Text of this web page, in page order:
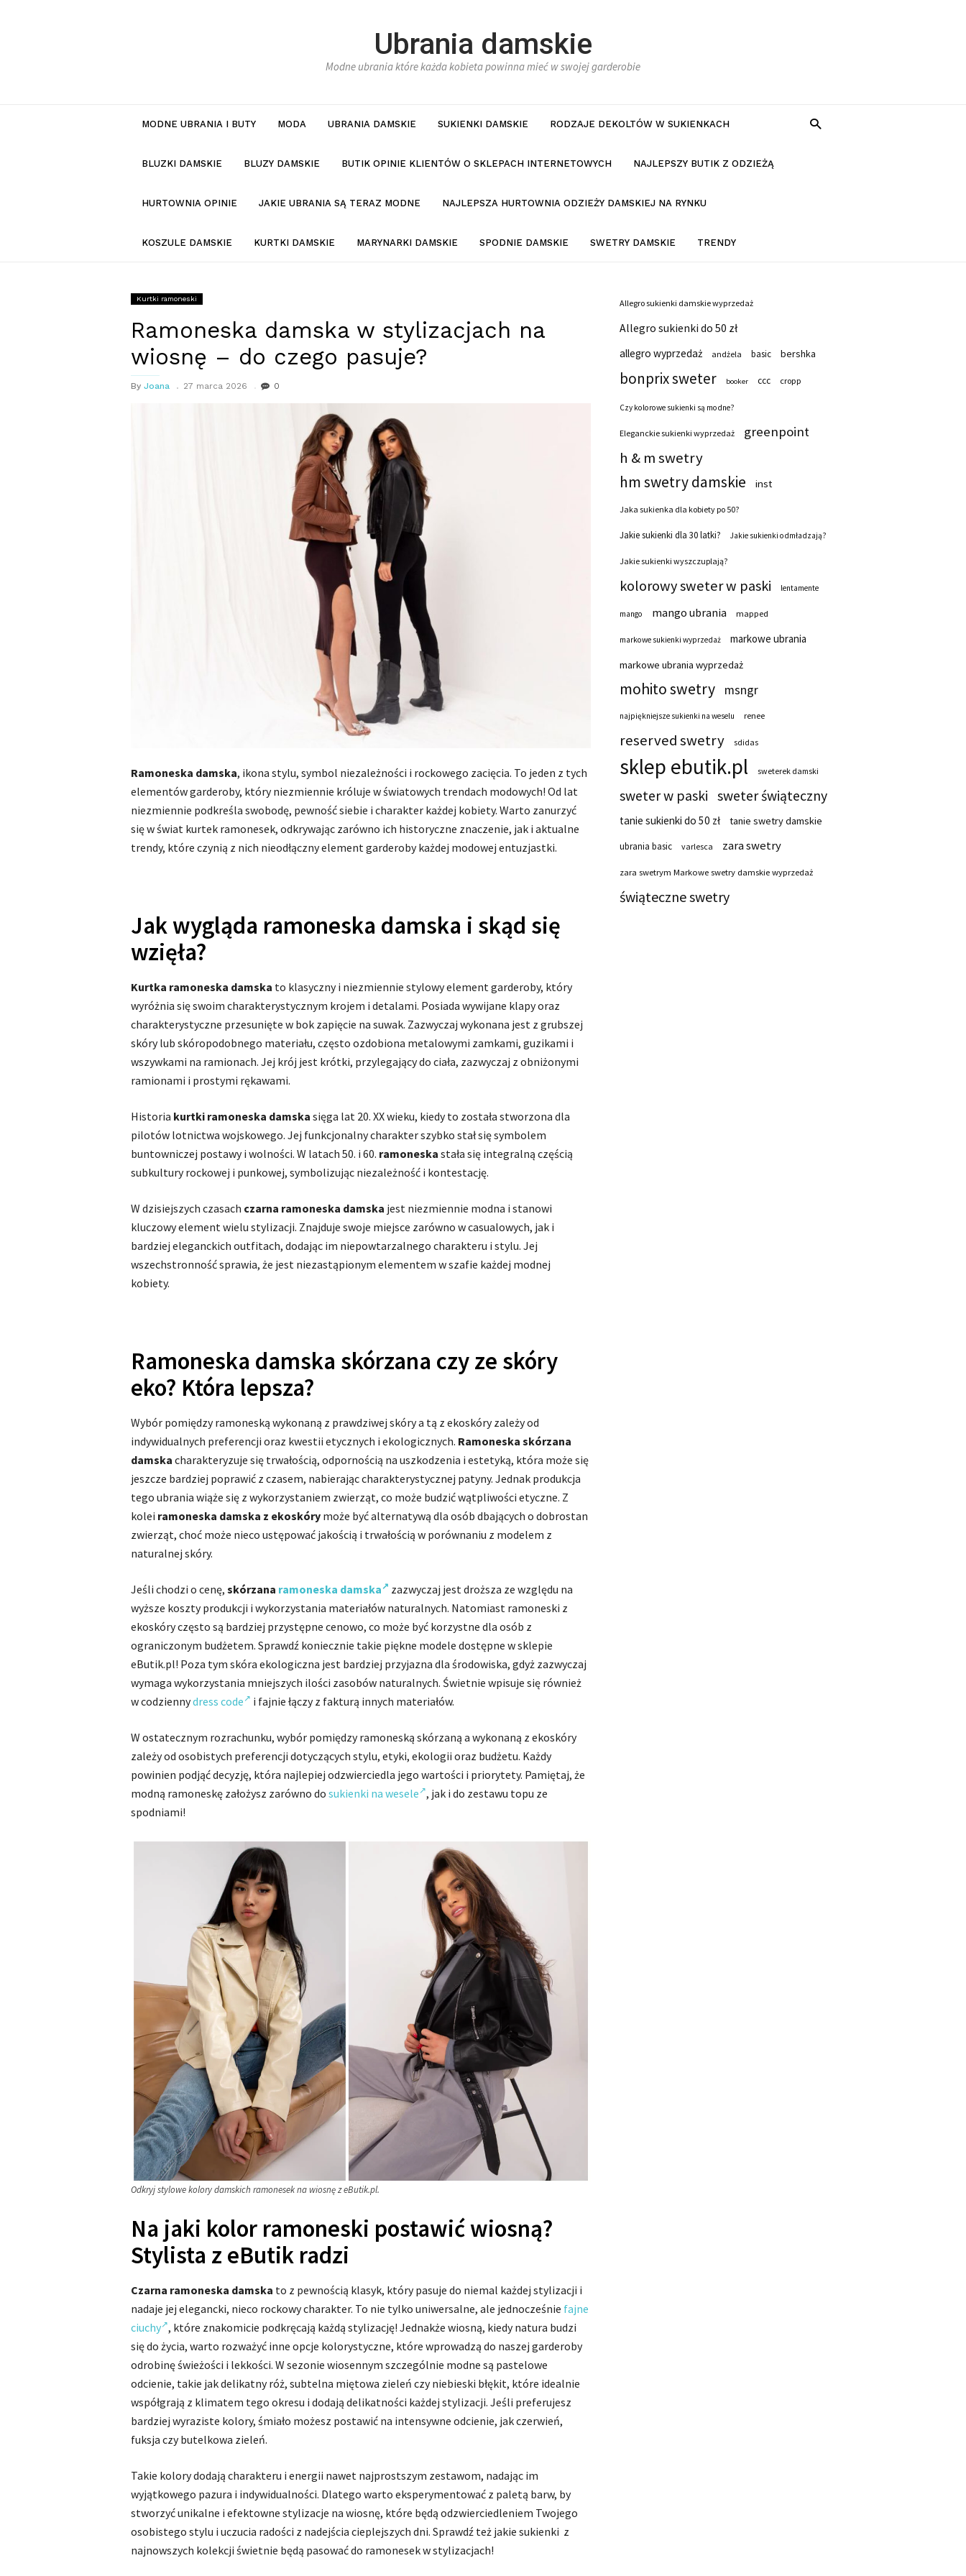
Ubrania damskie
Modne ubrania które każda kobieta powinna mieć w swojej garderobie
MODNE UBRANIA I BUTY MODA UBRANIA DAMSKIE SUKIENKI DAMSKIE RODZAJE DEKOLTÓW W SUKIENKACH
BLUZKI DAMSKIE BLUZY DAMSKIE BUTIK OPINIE KLIENTÓW O SKLEPACH INTERNETOWYCH NAJLEPSZY BUTIK Z ODZIEŻĄ
HURTOWNIA OPINIE JAKIE UBRANIA SĄ TERAZ MODNE NAJLEPSZA HURTOWNIA ODZIEŻY DAMSKIEJ NA RYNKU
KOSZULE DAMSKIE KURTKI DAMSKIE MARYNARKI DAMSKIE SPODNIE DAMSKIE SWETRY DAMSKIE TRENDY
Kurtki ramoneski
Ramoneska damska w stylizacjach na
wiosnę – do czego pasuje?
By Joana 27 marca 2026 0
Ramoneska damska, ikona stylu, symbol niezależności i rockowego zacięcia. To jeden z tych
elementów garderoby, który niezmiennie króluje w światowych trendach modowych! Od lat
niezmiennie podkreśla swobodę, pewność siebie i charakter każdej kobiety. Warto zanurzyć
się w świat kurtek ramonesek, odkrywając zarówno ich historyczne znaczenie, jak i aktualne
trendy, które czynią z nich nieodłączny element garderoby każdej modowej entuzjastki.
Jak wygląda ramoneska damska i skąd się
wzięła?
Kurtka ramoneska damska to klasyczny i niezmiennie stylowy element garderoby, który
wyróżnia się swoim charakterystycznym krojem i detalami. Posiada wywijane klapy oraz
charakterystyczne przesunięte w bok zapięcie na suwak. Zazwyczaj wykonana jest z grubszej
skóry lub skóropodobnego materiału, często ozdobiona metalowymi zamkami, guzikami i
wszywkami na ramionach. Jej krój jest krótki, przylegający do ciała, zazwyczaj z obniżonymi
ramionami i prostymi rękawami.
Historia kurtki ramoneska damska sięga lat 20. XX wieku, kiedy to została stworzona dla
pilotów lotnictwa wojskowego. Jej funkcjonalny charakter szybko stał się symbolem
buntowniczej postawy i wolności. W latach 50. i 60. ramoneska stała się integralną częścią
subkultury rockowej i punkowej, symbolizując niezależność i kontestację.
W dzisiejszych czasach czarna ramoneska damska jest niezmiennie modna i stanowi
kluczowy element wielu stylizacji. Znajduje swoje miejsce zarówno w casualowych, jak i
bardziej eleganckich outfitach, dodając im niepowtarzalnego charakteru i stylu. Jej
wszechstronność sprawia, że jest niezastąpionym elementem w szafie każdej modnej
kobiety.
Ramoneska damska skórzana czy ze skóry
eko? Która lepsza?
Wybór pomiędzy ramoneską wykonaną z prawdziwej skóry a tą z ekoskóry zależy od
indywidualnych preferencji oraz kwestii etycznych i ekologicznych. Ramoneska skórzana
damska charakteryzuje się trwałością, odpornością na uszkodzenia i estetyką, która może się
jeszcze bardziej poprawić z czasem, nabierając charakterystycznej patyny. Jednak produkcja
tego ubrania wiąże się z wykorzystaniem zwierząt, co może budzić wątpliwości etyczne. Z
kolei ramoneska damska z ekoskóry może być alternatywą dla osób dbających o dobrostan
zwierząt, choć może nieco ustępować jakością i trwałością w porównaniu z modelem z
naturalnej skóry.
Jeśli chodzi o cenę, skórzana ramoneska damska
zazwyczaj jest droższa ze względu na
wyższe koszty produkcji i wykorzystania materiałów naturalnych. Natomiast ramoneski z
ekoskóry często są bardziej przystępne cenowo, co może być korzystne dla osób z
ograniczonym budżetem. Sprawdź koniecznie takie piękne modele dostępne w sklepie
eButik.pl! Poza tym skóra ekologiczna jest bardziej przyjazna dla środowiska, gdyż zazwyczaj
wymaga wykorzystania mniejszych ilości zasobów naturalnych. Świetnie wpisuje się również
w codziennydress code i fajnie łączy z fakturą innych materiałów.
W ostatecznym rozrachunku, wybór pomiędzy ramoneską skórzaną a wykonaną z ekoskóry
zależy od osobistych preferencji dotyczących stylu, etyki, ekologii oraz budżetu. Każdy
powinien podjąć decyzję, która najlepiej odzwierciedla jego wartości i priorytety. Pamiętaj, że
modną ramoneskę założysz zarówno do sukienki na wesele , jak i do zestawu topu ze
spodniami!
Odkryj stylowe kolory damskich ramonesek na wiosnę z eButik.pl.
Na jaki kolor ramoneski postawić wiosną?
Stylista z eButik radzi
Czarna ramoneska damska to z pewnością klasyk, który pasuje do niemal każdej stylizacji i
nadaje jej elegancki, nieco rockowy charakter. To nie tylko uniwersalne, ale jednocześnie fajne
ciuchy , które znakomicie podkręcają każdą stylizację! Jednakże wiosną, kiedy natura budzi
się do życia, warto rozważyć inne opcje kolorystyczne, które wprowadzą do naszej garderoby
odrobinę świeżości i lekkości. W sezonie wiosennym szczególnie modne są pastelowe
odcienie, takie jak delikatny róż, subtelna miętowa zieleń czy niebieski błękit, które idealnie
współgrają z klimatem tego okresu i dodają delikatności każdej stylizacji. Jeśli preferujesz
bardziej wyraziste kolory, śmiało możesz postawić na intensywne odcienie, jak czerwień,
fuksja czy butelkowa zieleń.
Takie kolory dodają charakteru i energii nawet najprostszym zestawom, nadając im
wyjątkowego pazura i indywidualności. Dlatego warto eksperymentować z paletą barw, by
stworzyć unikalne i efektowne stylizacje na wiosnę, które będą odzwierciedleniem Twojego
osobistego stylu i uczucia radości z nadejścia cieplejszych dni. Sprawdź też jakie sukienki z
najnowszych kolekcji świetnie będą pasować do ramonesek w stylizacjach!
Allegro sukienki damskie wyprzedaż
Allegro sukienki do 50 zł
allegro wyprzedaż
andżela basic bershka
bonprix sweter booker ccc cropp
Czy kolorowe sukienki są modne?
Eleganckie sukienki wyprzedaż greenpoint
h & m swetry
hm swetry damskie inst
Jaka sukienka dla kobiety po 50?
Jakie sukienki dla 30 latki? Jakie sukienki odmładzają?
Jakie sukienki wyszczuplają?
kolorowy sweter w paski lentamente
mango mango ubrania mapped
markowe sukienki wyprzedaż markowe ubrania
markowe ubrania wyprzedaż
mohito swetry msngr
najpiękniejsze sukienki na weselu renee
reserved swetry sdidas
sklep ebutik.pl sweterek damski
sweter w paski sweter świąteczny
tanie sukienki do 50 zł tanie swetry damskie
ubrania basic varlesca zara swetry
zara swetrym Markowe swetry damskie wyprzedaż
świąteczne swetry